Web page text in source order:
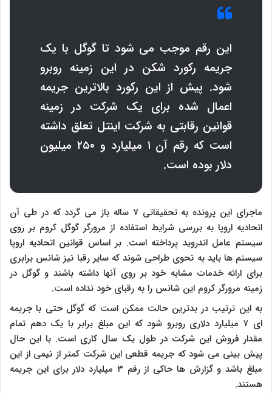
این رقم موجب می شود تا گوگل با یک
جریمه رکورد شکن در این زمینه روبرو
شود. پیش از این رکورد بالاترین جریمه
اعمال شده برای یک شرکت در زمینه
قوانین رقابتی به شرکت اینتل تعلق داشته
است که رقم آن ۱ میلیارد و ۲۵۰ میلیون
دلار بوده است.
ماجرای این پرونده به تحقیقاتی ۷ ساله باز می گردد که در طی آن
اتحادیه اروپا به بررسی شرایط استفاده از مرورگر گوگل کروم بر روی
سیستم عامل اندروید پرداخته است. بر اساس قوانین اتحادیه اروپا
سیستم ها باید به نحوی طراحی شوند که سایر رقبا نیز شانس برابری
برای ارائه خدمات مشابه خود بر روی آنها داشته باشند و گوگل در
زمینه مرورگر کروم این شانس را به رقبای خود نداده است.
به این ترتیب در بدترین حالت ممکن است که گوگل حتی با جریمه
ای ۷ میلیارد دلاری روبرو شود که این مبلغ برابر با یک دهم تمام
مقدار فروش این شرکت در طول یک سال کاری است. با این حال
پیش بینی می شود که جریمه قطعی این شرکت کمتر از نیمی از این
مبلغ باشد و گزارش ها حاکی از رقم ۳ میلیارد دلار برای این جریمه
هستند.